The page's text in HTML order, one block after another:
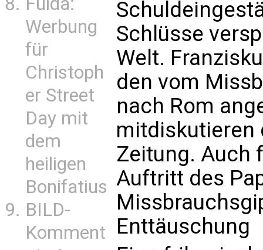
Werbung
für
Christoph
er Street
Day mit
dem
heiligen
Bonifatius
BILD-
Komment
Schlüsse
Welt.
den vom
nach Rom
mitdiskutieren
Zeitung. Auch
Auftritt des
Enttäuschung